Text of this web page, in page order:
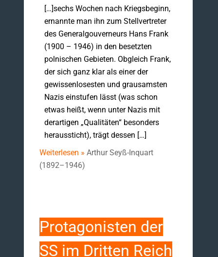
[…]sechs Wochen nach Kriegsbeginn,
ernannte man ihn zum Stellvertreter
des Generalgouverneurs Hans Frank
(1900 – 1946) in den besetzten
polnischen Gebieten. Obgleich Frank,
der sich ganz klar als einer der
gewissenlosesten und grausamsten
Nazis einstufen lässt (was schon
etwas heißt, wenn unter Nazis mit
derartigen „Qualitäten“ besonders
heraussticht), trägt dessen […]
Weiterlesen » Arthur Seyß-Inquart
(1892–1946)
Protagonisten der
SS im Dritten Reich